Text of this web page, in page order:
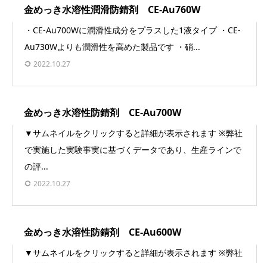
金めっき水溶性潤滑防錆剤 CE-Au760W
・CE-Au700Wに潤滑性成分をプラスした1液タイプ ・CE-
Au730Wよりも潤滑性を高めた製品です ・硝...
2022.10.27
金めっき水溶性防錆剤 CE-Au700W
▼サムネイルをクリックすると詳細が表示されます ※弊社
で実施した実験事実に基づくデータであり、生産ラインで
の評...
2022.10.27
金めっき水溶性防錆剤 CE-Au600W
▼サムネイルをクリックすると詳細が表示されます ※弊社